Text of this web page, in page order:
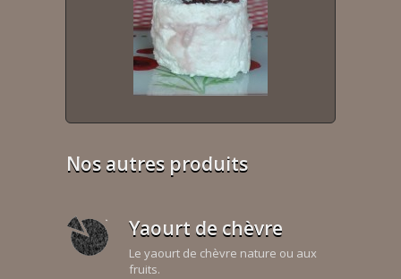
Nos autres produits
Yaourt de chèvre
Le yaourt de chèvre nature ou aux
fruits.